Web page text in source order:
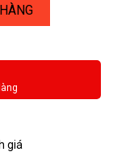
giá